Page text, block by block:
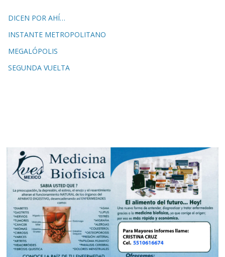
DICEN POR AHÍ…
INSTANTE METROPOLITANO
MEGALÓPOLIS
SEGUNDA VUELTA